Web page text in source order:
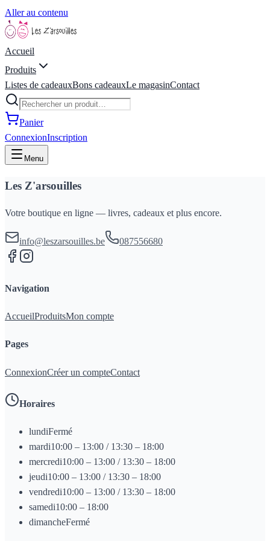
Aller au contenu
Accueil
Produits
Listes de cadeauxBons cadeauxLe magasinContact
Panier
ConnexionInscription
Menu
Les Z'arsouilles
Votre boutique en ligne — livres, cadeaux et plus encore.
info@leszarsouilles.be 087556680
Navigation
AccueilProduitsMon compte
Pages
ConnexionCréer un compteContact
Horaires
lundiFermé
mardi10:00 – 13:00 / 13:30 – 18:00
mercredi10:00 – 13:00 / 13:30 – 18:00
jeudi10:00 – 13:00 / 13:30 – 18:00
vendredi10:00 – 13:00 / 13:30 – 18:00
samedi10:00 – 18:00
dimancheFermé